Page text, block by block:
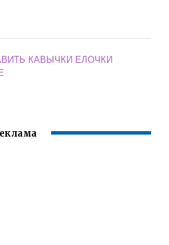
КАВЫЧКИ ЕЛОЧКИ